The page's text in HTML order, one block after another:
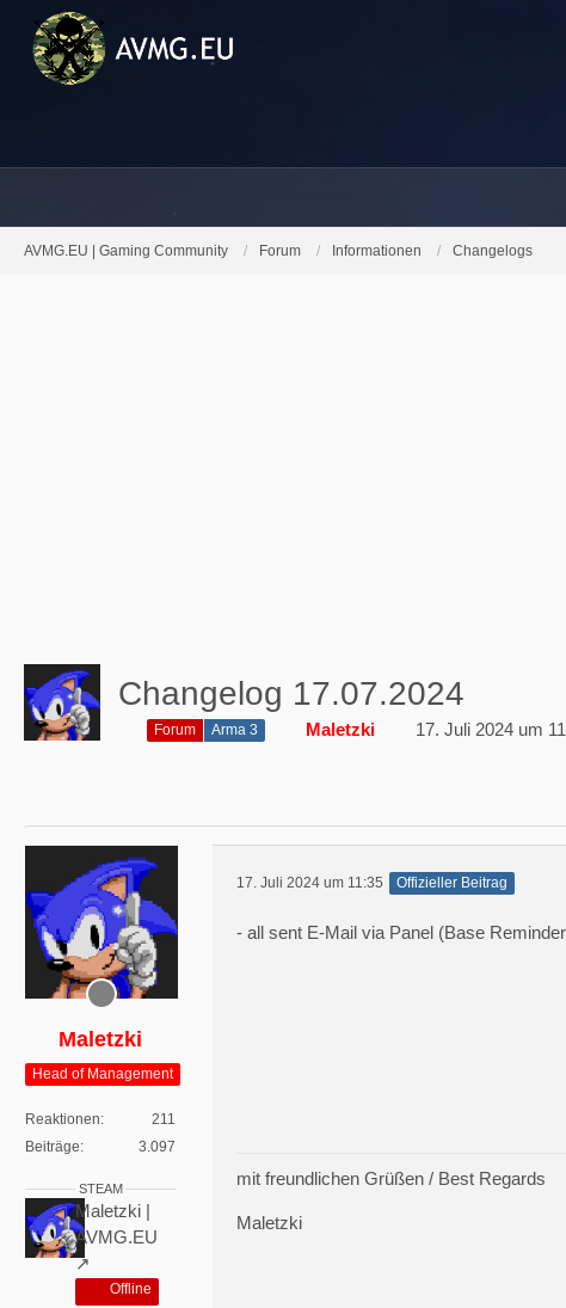
AVMG.EU | Gaming Community Forum Informationen Changelogs
Changelog 17.07.2024
Forum Arma 3 Maletzki 17. Juli 2024 um
Maletzki
Head of Management
Reaktionen
211
Beiträge
3.097
STEAM
Maletzki |
AVMG.EU
Offline
17. Juli 2024 um 11:35 Offizieller Beitrag
- all sent E-Mail via Panel (Base
mit freundlichen Grüßen / Best Regards
Maletzki